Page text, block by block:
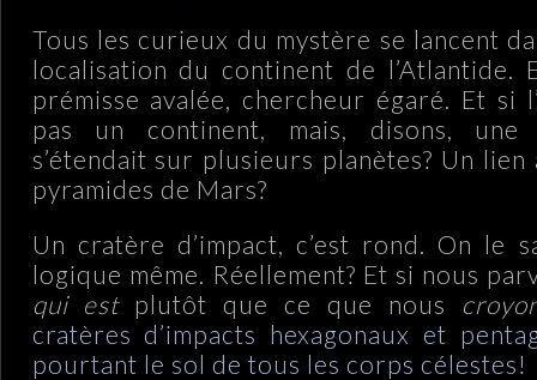
Tous les curieux du mystère se lancent
localisation du continent de l’Atlantide.
prémisse avalée, chercheur égaré. Et si
pas un continent, mais, disons,
s’étendait sur plusieurs planètes? Un
pyramides de Mars?
Un cratère d’impact, c’est rond. On le
logique même. Réellement? Et si nous
qui estplutôt que ce que nous
cratères d’impacts hexagonaux et
pourtant le sol de tous les corps célestes!